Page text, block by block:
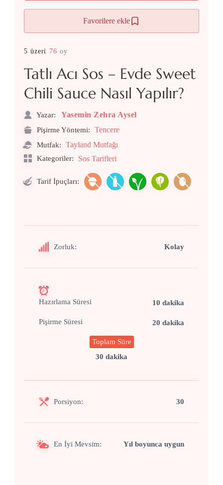
Favorilere ekle
5 üzeri 76 oy
Tatlı Acı Sos – Evde Sweet
Chili Sauce Nasıl Yapılır?
Yazar: Yasemin Zehra Aysel
Pişirme Yöntemi: Tencere
Mutfak: Tayland Mutfağı
Kategoriler: Sos Tarifleri
Tarif İpuçları:
Zorluk: Kolay
Hazırlama Süresi 10 dakika
Pişirme Süresi 20 dakika
Toplam Süre
30 dakika
Porsiyon: 30
En İyi Mevsim: Yıl boyunca uygun